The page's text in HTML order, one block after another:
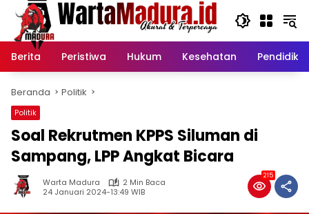
Langsung
konten
Berita
Peristiwa Hukum Kesehatan
Beranda Politik
Politik
Soal Rekrutmen KPPS Siluman di
Sampang, LPP Angkat Bicara
Warta Madura
2 Min Baca
24 Januari 2024-13:49 WIB
215